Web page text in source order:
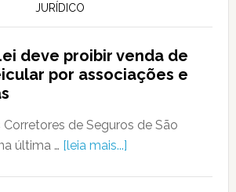
JURÍDICO
deve proibir venda de
por associações e
de Seguros de São
última … [leia mais...]